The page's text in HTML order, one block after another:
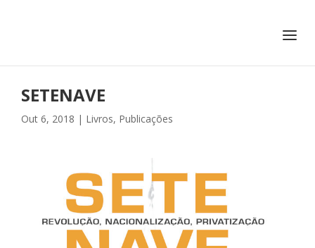
SETENAVE
Out 6, 2018 | Livros, Publicações